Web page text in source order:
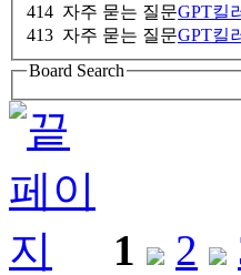
414 자주 묻는 질문GPT킬
413 자주 묻는 질문GPT킬
Board Search
1 2